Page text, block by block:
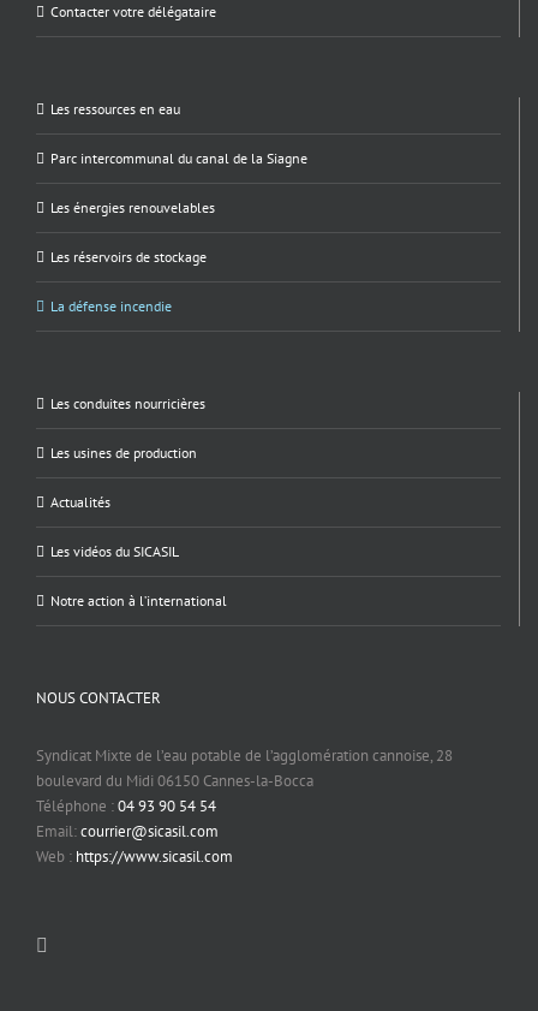
Contacter votre délégataire
Les ressources en eau
Parc intercommunal du canal de la Siagne
Les énergies renouvelables
Les réservoirs de stockage
La défense incendie
Les conduites nourricières
Les usines de production
Actualités
Les vidéos du SICASIL
Notre action à l’international
NOUS CONTACTER
Syndicat Mixte de l’eau potable de l’agglomération cannoise, 28
boulevard du Midi 06150 Cannes-la-Bocca
Téléphone :04 93 90 54 54
Email:courrier@sicasil.com
Web : https://www.sicasil.com